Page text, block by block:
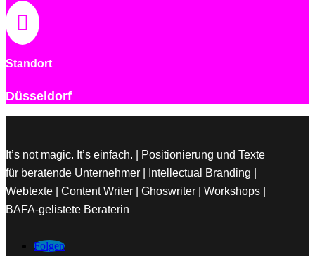

Standort
Düsseldorf
It’s not magic. It’s einfach. | Positionierung und Texte
für beratende Unternehmer | Intellectual Branding |
Webtexte | Content Writer | Ghoswriter | Workshops |
BAFA-gelistete Beraterin
Folgen